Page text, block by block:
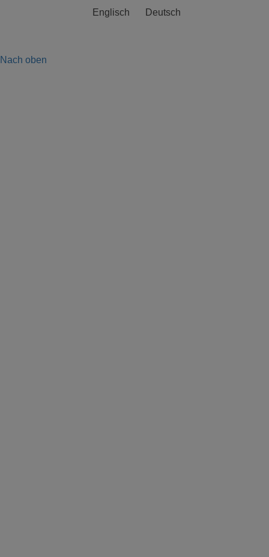
Englisch
Deutsch
Nach oben